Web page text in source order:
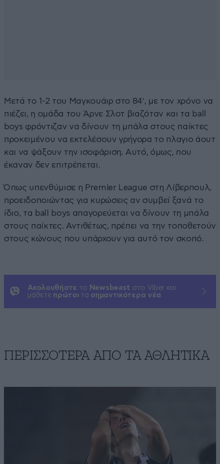
Μετά το 1-2 του Μαγκουάιρ στο 84′, με τον χρόνο να
πιέζει, η ομάδα του Άρνε Σλοτ βιαζόταν και τα ball
boys φρόντιζαν να δίνουν τη μπάλα στους παίκτες
προκειμένου να εκτελέσουν γρήγορα το πλαγιο άουτ
και να ψάξουν την ισοφάριση. Αυτό, όμως, που
έκαναν δεν επιτρέπεται.
Όπως υπενθύμισε η Premier League στη Λίβερπουλ,
προειδοποιώντας για κυρώσεις αν συμβεί ξανά το
ίδιο, τα ball boys απαγορεύεται να δίνουν τη μπάλα
στους παίκτες. Αντιθέτως, πρέπει να την τοποθετούν
στους κώνους που υπάρχουν για αυτό τον σκοπό.
Ακολουθήστε το Newsbeast στο Viber και
μάθετε πρώτοι τα σημαντικότερα νέα
ΠΕΡΙΣΣΟΤΕΡΑ ΑΠΟ ΤA ΑΘΛΗΤΙΚΑ